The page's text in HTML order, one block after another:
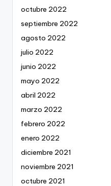
octubre 2022
septiembre 2022
agosto 2022
julio 2022
junio 2022
mayo 2022
abril 2022
marzo 2022
febrero 2022
enero 2022
diciembre 2021
noviembre 2021
octubre 2021